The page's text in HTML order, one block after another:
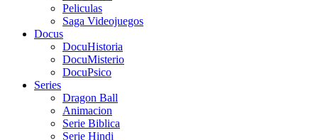
Peliculas
Saga Videojuegos
Docus
DocuHistoria
DocuMisterio
DocuPsico
Series
Dragon Ball
Animacion
Serie Biblica
Serie Hindi